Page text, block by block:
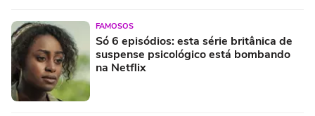
FAMOSOS
Só 6 episódios: esta série britânica de
suspense psicológico está bombando
na Netflix